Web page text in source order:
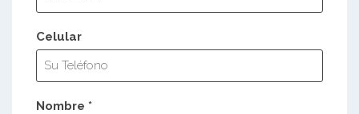
Celular
Nombre *